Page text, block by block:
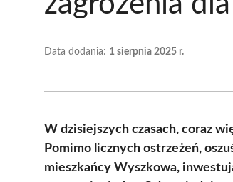
Data dodania: 1 sierpnia 2025 r.
W dzisiejszych czasach, coraz
Pomimo licznych ostrzeżeń,
mieszkańcy Wyszkowa,